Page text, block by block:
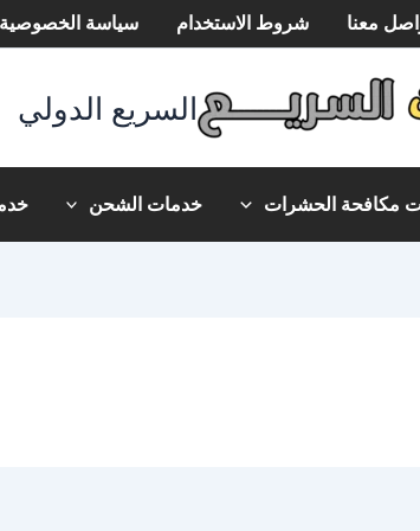
معنا شروط الاستخدام سياسة الخصوصية
السريع الدولي
مكافحة الحشرات خدمات الشحن